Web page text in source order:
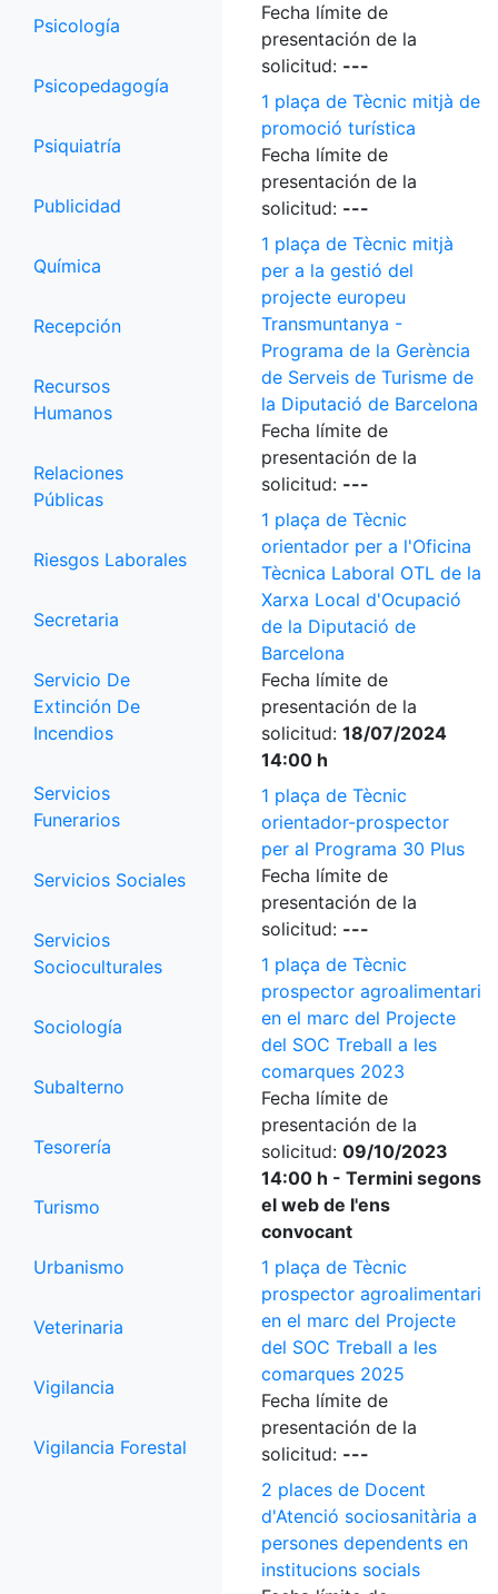
Psicología
Psicopedagogía
Psiquiatría
Publicidad
Química
Recepción
Recursos
Humanos
Relaciones
Públicas
Riesgos Laborales
Secretaria
Servicio De
Extinción De
Incendios
Servicios
Funerarios
Servicios Sociales
Servicios
Socioculturales
Sociología
Subalterno
Tesorería
Turismo
Urbanismo
Veterinaria
Vigilancia
Vigilancia Forestal
Fecha límite de
presentación de la
solicitud: ---
1 plaça de Tècnic mitjà de
promoció turística
Fecha límite de
presentación de la
solicitud: ---
1 plaça de Tècnic mitjà
per a la gestió del
projecte europeu
Transmuntanya -
Programa de la Gerència
de Serveis de Turisme de
la Diputació de Barcelona
Fecha límite de
presentación de la
solicitud: ---
1 plaça de Tècnic
orientador per a l'Oficina
Tècnica Laboral OTL de la
Xarxa Local d'Ocupació
de la Diputació de
Barcelona
Fecha límite de
presentación de la
solicitud: 18/07/2024
14:00 h
1 plaça de Tècnic
orientador-prospector
per al Programa 30 Plus
Fecha límite de
presentación de la
solicitud: ---
1 plaça de Tècnic
prospector agroalimentari
en el marc del Projecte
del SOC Treball a les
comarques 2023
Fecha límite de
presentación de la
solicitud: 09/10/2023
14:00 h - Termini segons
el web de l'ens
convocant
1 plaça de Tècnic
prospector agroalimentari
en el marc del Projecte
del SOC Treball a les
comarques 2025
Fecha límite de
presentación de la
solicitud: ---
2 places de Docent
d'Atenció sociosanitària a
persones dependents en
institucions socials